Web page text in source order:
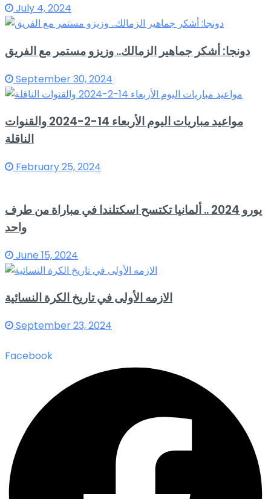
July 4, 2024
دونجا: أشكر جماهير الزمالك.. وزيزو مستمر مع الفريق
September 30, 2024
مواعيد مباريات اليوم الأربعاء 14-2-2024 والقنوات
الناقلة
February 25, 2024
يورو 2024 .. ألمانيا تكتسح اسكتلندا في مباراة من طرف
واحد
June 15, 2024
الازمه الأولى في تاريخ الكرة النسائية
September 23, 2024
Facebook